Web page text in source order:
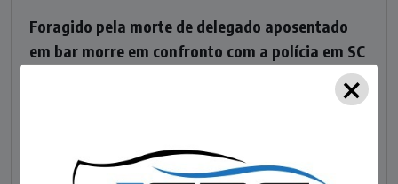
Foragido pela morte de delegado aposentado
em bar morre em confronto com a polícia em SC
um delegado aposentado em um bar de Criciúma, no
Sul catarinense, foi
×